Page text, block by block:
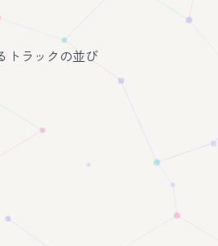
トラックの並び